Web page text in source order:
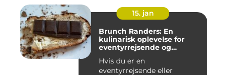
15. jan
Brunch Randers: En
kulinarisk oplevelse for
eventyrrejsende og
Hvis du er en
eventyrrejsende eller